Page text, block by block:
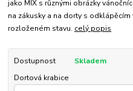
jako MIX s různými obrázky
na zákusky a na dorty s
rozloženém stavu. celý popis
Dostupnost
Skladem
Dortová krabice